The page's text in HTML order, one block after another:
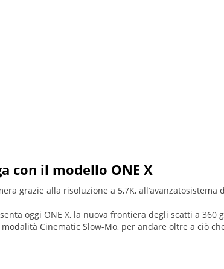
con il modello ONE X
grazie alla risoluzione a 5,7K,
oggi ONE X, la nuova frontiera degli scatti a 360
Cinematic Slow-Mo, per andare oltre a ciò